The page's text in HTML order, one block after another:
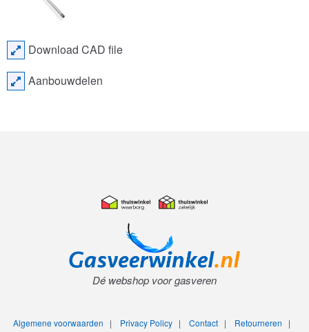
Download CAD file
Aanbouwdelen
Dé webshop voor gasveren
Algemene voorwaarden | Privacy Policy| Contact| Retourneren |